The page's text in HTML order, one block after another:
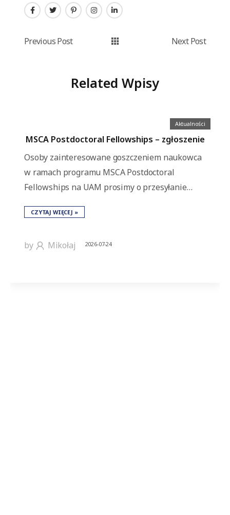
Previous Post Next Post
Related Wpisy
Aktualności
MSCA Postdoctoral Fellowships – zgłoszenie
Osoby zainteresowane goszczeniem naukowca
w ramach programu MSCA Postdoctoral
Fellowships na UAM prosimy o przesyłanie…
CZYTAJ WIĘCEJ »
by Mikołaj 2026-07-24